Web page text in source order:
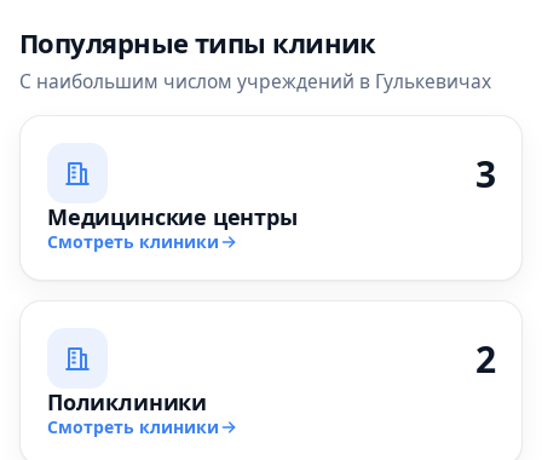
Популярные типы клиник
С наибольшим числом учреждений в Гулькевичах
3
Медицинские центры
Смотреть клиники
2
Поликлиники
Смотреть клиники